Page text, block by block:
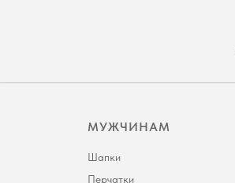
МУЖЧИНАМ
Шапки
Перчатки